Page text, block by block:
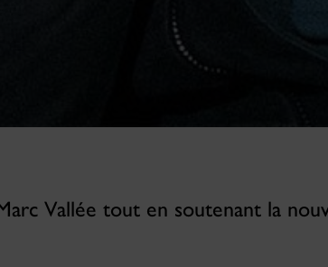
Vallée tout en soutenant la